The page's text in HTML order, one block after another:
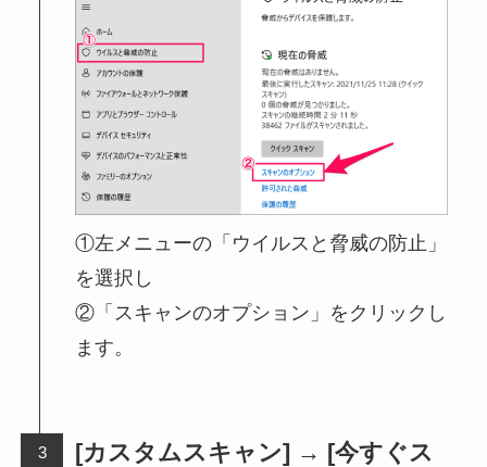
①左メニューの「ウイルスと脅威の防止」
を選択し
②「スキャンのオプション」をクリックし
ます。
[カスタムスキャン] → [今すぐス